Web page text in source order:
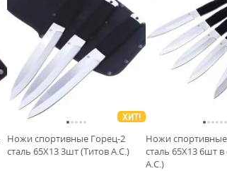
ХИТ!
Ножи спортивные Горец-2
сталь 65Х13 3шт (Титов А.С.)
Ножи
сталь 65Х13 6шт
А.С.)